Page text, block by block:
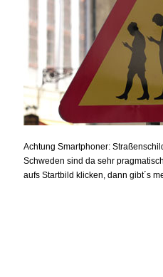
Achtung Smartphoner:
Schweden sind da sehr
aufs Startbild klicken, dann gibt´s